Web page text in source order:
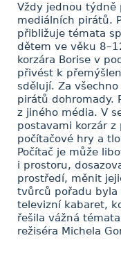
Vždy jednou týdně
mediálních pirátů.
přibližuje témata
dětem ve věku
korzára Borise v
přivést k
sdělují. Za
pirátů dohromady.
z jiného média. V
postavami korzár
počítačové hry a
Počítač je může
i prostoru,
prostředí, měnit
tvůrců pořadu byla
televizní kabaret,
řešila vážná
režiséra Michela